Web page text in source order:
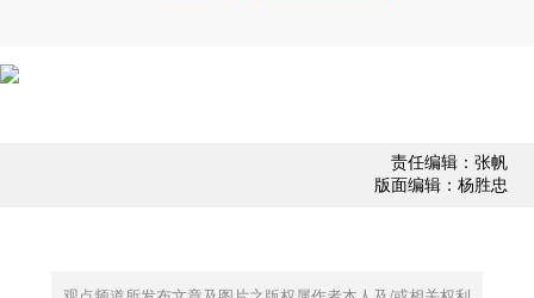
责任编辑：张帆
版面编辑：杨胜忠